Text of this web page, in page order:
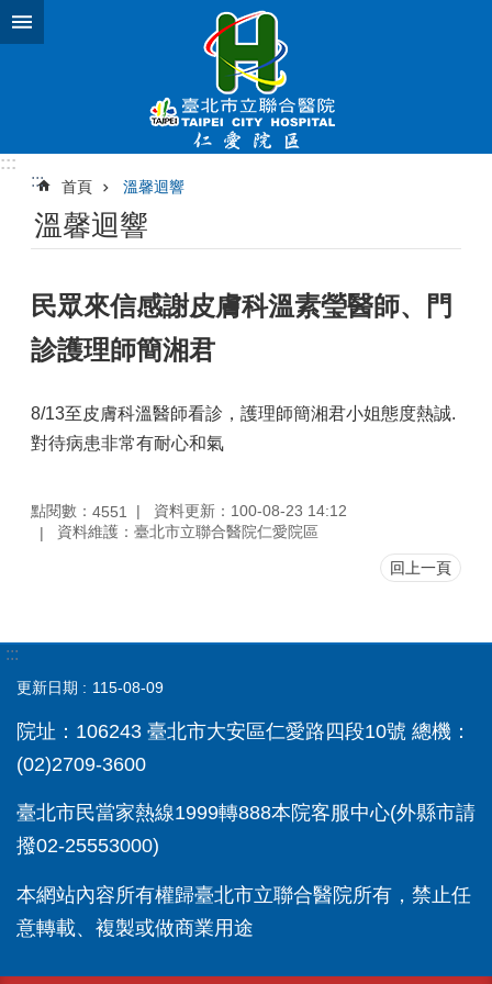
跳到主要內容區塊
:::
:::
首頁 溫馨迴響
溫馨迴響
民眾來信感謝皮膚科溫素瑩醫師、門
診護理師簡湘君
8/13至皮膚科溫醫師看診，護理師簡湘君小姐態度熱誠.
對待病患非常有耐心和氣
點閱數： 4551
資料更新：100-08-23 14:12
資料維護：臺北市立聯合醫院仁愛院區
回上一頁
:::
更新日期 115-08-09
院址：106243 臺北市大安區仁愛路四段10號 總機：
(02)2709-3600
臺北市民當家熱線1999轉888本院客服中心(外縣市請
撥02-25553000)
本網站內容所有權歸臺北市立聯合醫院所有，禁止任
意轉載、複製或做商業用途